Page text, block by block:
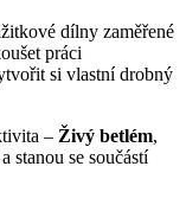
dílny zaměřené
práci
si vlastní drobný
– Živý betlém,
stanou se součástí